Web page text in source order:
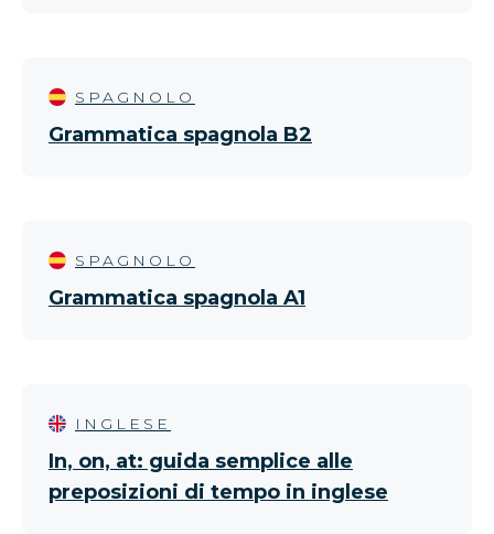
SPAGNOLO
Grammatica spagnola B2
SPAGNOLO
Grammatica spagnola A1
INGLESE
In, on, at: guida semplice alle
preposizioni di tempo in inglese